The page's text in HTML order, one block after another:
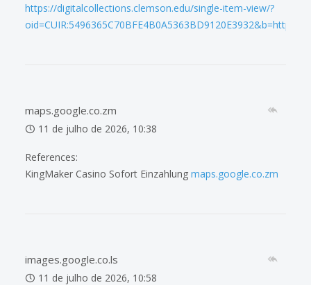
https://digitalcollections.clemson.edu/single-item-view/?
maps.google.co.zm
11 de julho de 2026, 10:38
References:
KingMaker Casino Sofort Einzahlung maps.google.co.zm
images.google.co.ls
11 de julho de 2026, 10:58